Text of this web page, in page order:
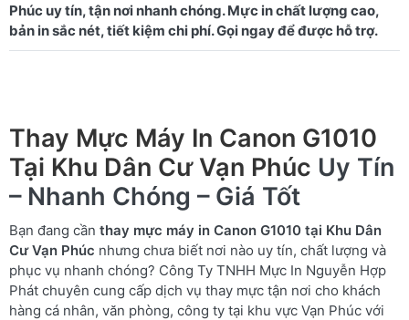
Phúc uy tín, tận nơi nhanh chóng. Mực in chất lượng cao,
Thay Mực Máy In Canon G1010
Tại Khu Dân Cư Vạn Phúc Uy Tín
– Nhanh Chóng – Giá Tốt
Bạn đang cần thay mực máy in Canon G1010 tại Khu Dân
Cư Vạn Phúc nhưng chưa biết nơi nào uy tín, chất lượng và
phục vụ nhanh chóng? Công Ty TNHH Mực In Nguyễn Hợp
Phát chuyên cung cấp dịch vụ thay mực tận nơi cho khách
hàng cá nhân, văn phòng, công ty tại khu vực Vạn Phúc với